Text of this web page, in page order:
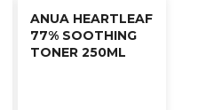
ANUA HEARTLEAF
77% SOOTHING
TONER 250ML